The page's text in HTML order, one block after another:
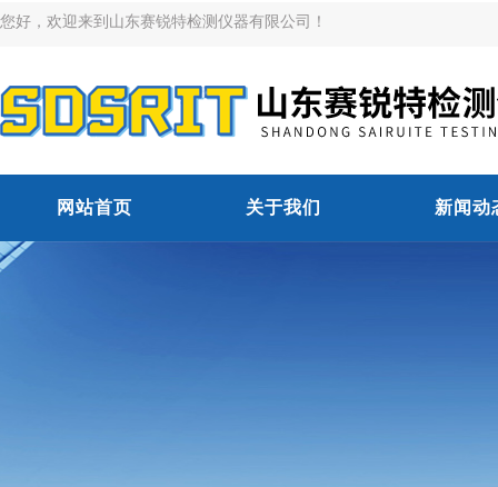
您好，欢迎来到山东赛锐特检测仪器有限公司！
网站首页 关于我们 新闻动